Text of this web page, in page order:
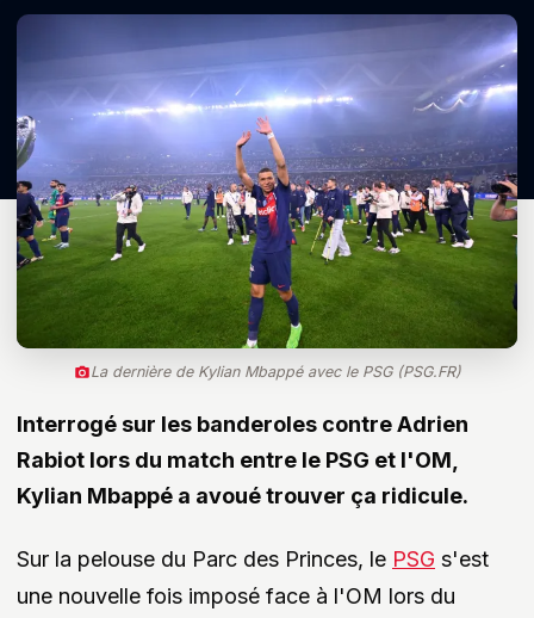
La dernière de Kylian Mbappé avec le PSG (PSG.FR)
Interrogé sur les banderoles contre Adrien
Rabiot lors du match entre le PSG et l'OM,
Kylian Mbappé a avoué trouver ça ridicule.
Sur la pelouse du Parc des Princes, le PSG s'est
une nouvelle fois imposé face à l'OM lors du